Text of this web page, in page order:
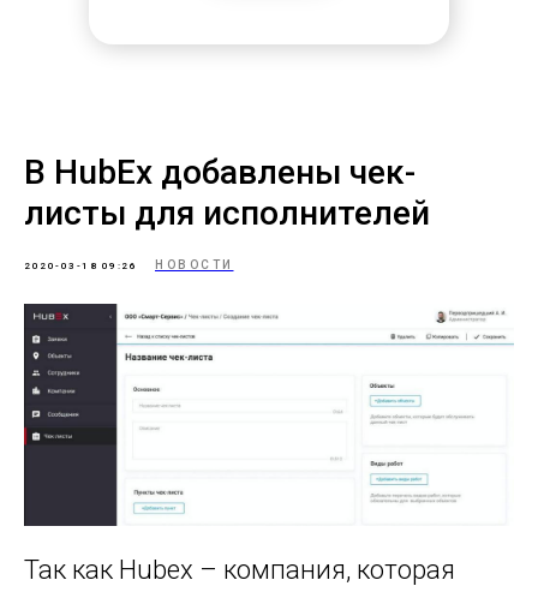
В HubEx добавлены чек-
листы для исполнителей
2020-03-18 09:26 НОВОСТИ
Так как Hubex – компания, которая